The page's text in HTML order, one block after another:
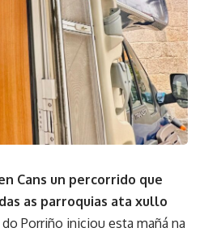
Cans un percorrido que
as parroquias ata xullo
Porriño iniciou esta mañá na